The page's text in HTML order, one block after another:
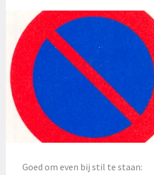
Goed om even bij stil te staan: